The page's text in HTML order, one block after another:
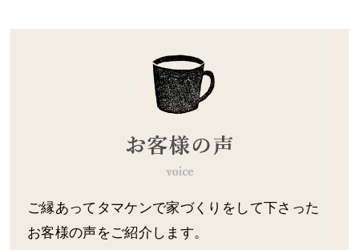
ご縁あってタマケンで家づくりをして下さった
お客様の声をご紹介します。